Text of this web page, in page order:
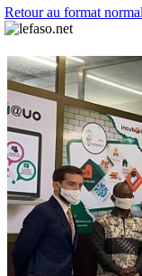
Retour au format normal